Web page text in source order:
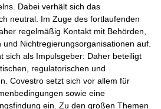
Dabei verhält sich das
neutral. Im Zuge des fortlaufenden
regelmäßig Kontakt mit Behörden,
Nichtregierungsorganisationen auf.
sich als Impulsgeber: Daher beteiligt
regulatorischen und
Covestro setzt sich vor allem für
sowie eine
ein. Zu den großen Themen